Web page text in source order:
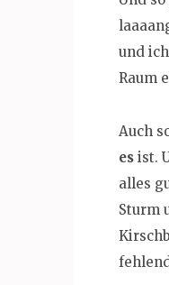
und
Raum
Auch
es ist.
alles
Sturm